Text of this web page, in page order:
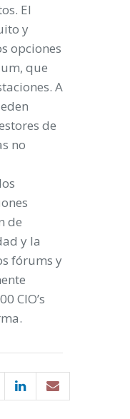
El
y
opciones
que
A
de
no
de
y la
fórums y
CIO’s